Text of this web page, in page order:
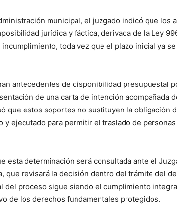
municipal, el juzgado indicó que los
jurídica y fáctica, derivada de la Ley
toda vez que el plazo inicial ya
antecedentes de disponibilidad presupuestal
de una carta de intención acompañada
que estos soportes no sustituyen la obligación
y ejecutado para permitir el traslado de personas
esta determinación será consultada ante el
que revisará la decisión dentro del trámite del
del proceso sigue siendo el cumplimiento
de los derechos fundamentales protegidos.